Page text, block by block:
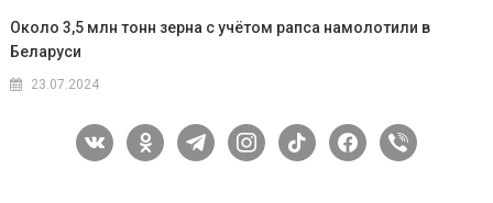
Около 3,5 млн тонн зерна с учётом рапса намолотили в
Беларуси
23.07.2024
vkontakteodnoklassniki
telegraminstagram
tiktok facebook
viber